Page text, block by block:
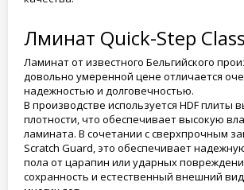
Лминат Quick-Step
Ламинат от известного Бельгийского
довольно умеренной цене отличается
надежностью и долговечностью.
В производстве используется HDF плиты
плотности, что обеспечивает высокую
ламината. В сочетании с сверхпрочным
Scratch Guard, это обеспечивает
пола от царапин или ударных
сохранность и естественный внешний